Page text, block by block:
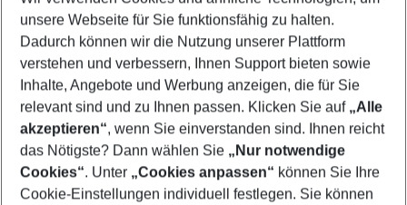
Mehr Filter anzeigen
Footer
Footer navigation
Über uns
unsere Webseite für Sie funktionsfähig zu halten.
Dadurch können wir die Nutzung unserer Plattform
verstehen und verbessern, Ihnen Support bieten sowie
Inhalte, Angebote und Werbung anzeigen, die für Sie
relevant sind und zu Ihnen passen. Klicken Sie auf „Alle
akzeptieren“, wenn Sie einverstanden sind. Ihnen reicht
das Nötigste? Dann wählen Sie „Nur notwendige
Cookies“. Unter „Cookies anpassen“ können Sie Ihre
Cookie-Einstellungen individuell festlegen. Sie können